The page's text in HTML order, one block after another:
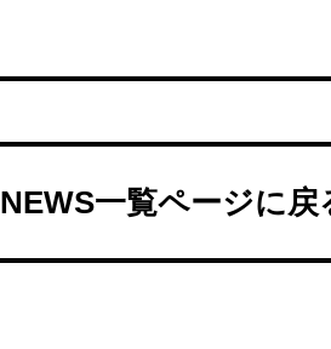
NEWS一覧ページに戻